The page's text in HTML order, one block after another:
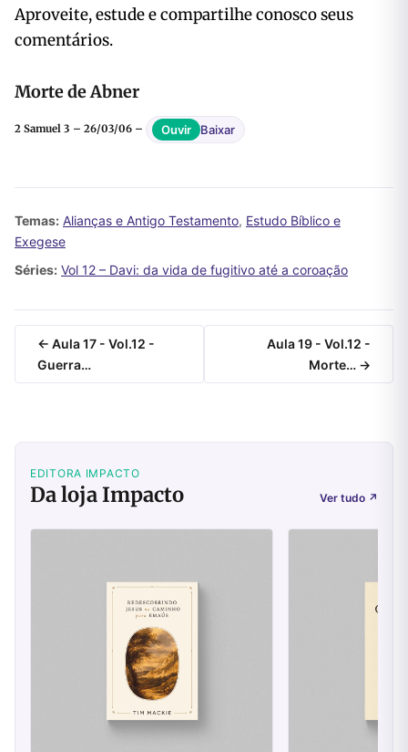
Aproveite, estude e compartilhe conosco seus
comentários.
Morte de Abner
2 Samuel 3 – 26/03/06 – Ouvir Baixar
Temas: Alianças e Antigo Testamento, Estudo Bíblico e
Exegese
Séries: Vol 12 – Davi: da vida de fugitivo até a coroação
← Aula 17 - Vol.12 -
Guerra…
Aula 19 - Vol.12 -
Morte… →
EDITORA IMPACTO
Da loja Impacto Ver tudo ↗